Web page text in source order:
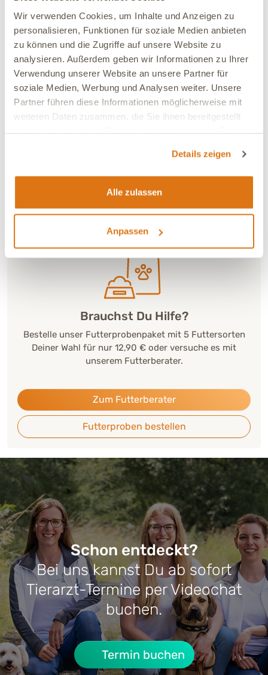
Wir verwenden Cookies, um Inhalte und Anzeigen zu
personalisieren, Funktionen für soziale Medien anbieten
zu können und die Zugriffe auf unsere Website zu
analysieren. Außerdem geben wir Informationen zu Ihrer
Verwendung unserer Website an unsere Partner für
soziale Medien, Werbung und Analysen weiter. Unsere
Partner führen diese Informationen möglicherweise mit
weiteren Daten zusammen, die Sie ihnen bereitgestellt
Details zeigen
Alle zulassen
Anpassen
Du bist neugierig geworden? Entdecke jetzt auch
unsere speziellenHundefutter Probierpakete für
Welpenoder bestelle Dir individuell zusammenstellbare
auf maximal zwei Probierpakete pro Kunde begrenzt.
Brauchst Du Hilfe?
Bestelle unser Futterprobenpaket mit 5 Futtersorten
Deiner Wahl für nur 12,90 € oder versuche es mit
unserem Futterberater.
Zum Futterberater
Futterproben bestellen
Schon entdeckt?
Bei uns kannst Du ab sofort
Tierarzt-Termine per Videochat
buchen.
Termin buchen